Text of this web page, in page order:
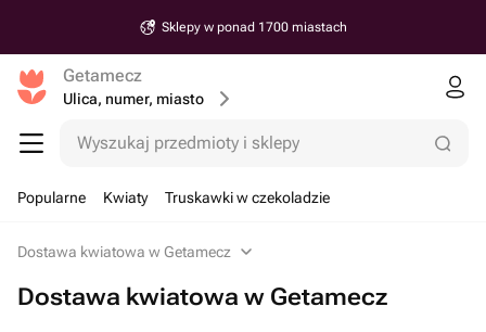
Sklepy w ponad 1700 miastach
Getamecz
Ulica, numer, miasto
Wyszukaj przedmioty i sklepy
Popularne Kwiaty Truskawki w czekoladzie
Dostawa kwiatowa w Getamecz
Dostawa kwiatowa w Getamecz